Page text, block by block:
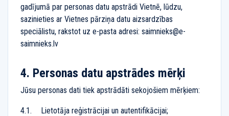
gadījumā par personas datu apstrādi Vietnē, lūdzu,
sazinieties ar Vietnes pārziņa datu aizsardzības
speciālistu, rakstot uz e-pasta adresi: saimnieks@e-
saimnieks.lv
Personas datu apstrādes mērķi
Jūsu personas dati tiek apstrādāti sekojošiem mērķiem:
Lietotāja reģistrācijai un autentifikācijai;